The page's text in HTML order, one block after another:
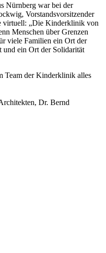
Nürnberg war bei der
Vorstandsvorsitzender
virtuell: „Die Kinderklinik von
Menschen über Grenzen
viele Familien ein Ort der
ein Ort der Solidarität
Team der Kinderklinik alles
Dr. Bernd